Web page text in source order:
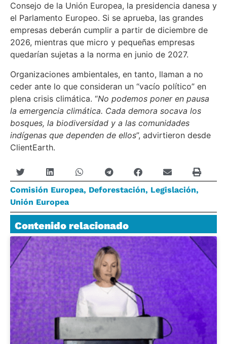
Consejo de la Unión Europea, la presidencia danesa y
el Parlamento Europeo. Si se aprueba, las grandes
empresas deberán cumplir a partir de diciembre de
2026, mientras que micro y pequeñas empresas
quedarían sujetas a la norma en junio de 2027.
Organizaciones ambientales, en tanto, llaman a no
ceder ante lo que consideran un “vacío político” en
plena crisis climática. “No podemos poner en pausa
la emergencia climática. Cada demora socava los
bosques, la biodiversidad y a las comunidades
indígenas que dependen de ellos”, advirtieron desde
ClientEarth.
Comisión Europea, Deforestación, Legislación,
Unión Europea
Contenido relacionado